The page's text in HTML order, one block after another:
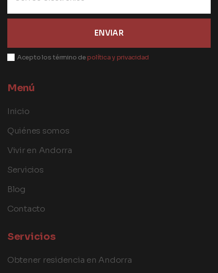
Acepto los término depolítica y privacidad
ENVIAR
Menú
Inicio
Quiénes somos
Vivir en Andorra
Servicios
Blog
Contacto
Servicios
Obtener residencia en Andorra